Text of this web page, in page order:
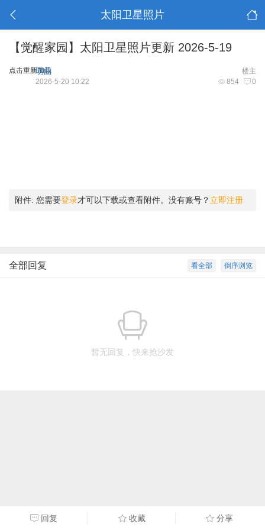
太阳卫星照片
【觉醒家园】太阳卫星照片更新 2026-5-19
点击重新加载 楼主
明曲
854 0
2026-5-20 10:22
附件: 您需要登录才可以下载或查看附件。没有账号？ 立即注册
倒序浏览
看全部
全部回复
暂无回复，快来抢沙发
回复 收藏 分享